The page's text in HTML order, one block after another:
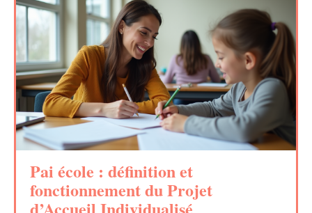
Pai école : définition et
fonctionnement du Projet